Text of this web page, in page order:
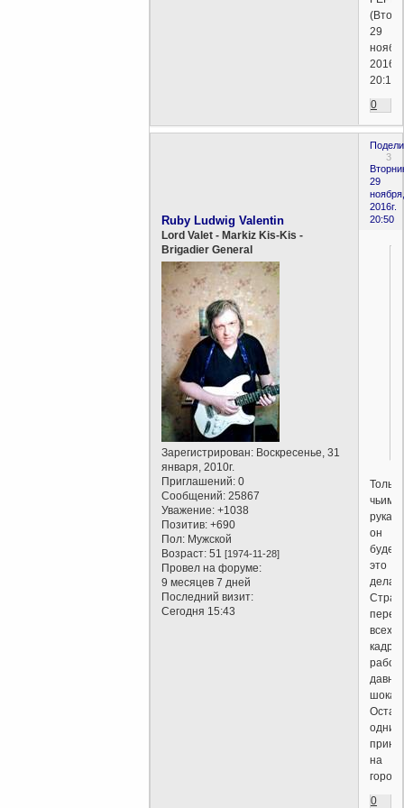
29
2016г.
20:19)
0
3
29
ноября,
2016г.
20:50
Ruby Ludwig Valentin
Lord Valet - Markiz Kis-Kis -
Brigadier General
Зарегистрирован: Воскресенье, 31
января, 2010г.
Приглашений: 0
Сообщений: 25867
Уважение: +1038
Позитив: +690
Пол: Мужской
Возраст: 51[1974-11-28]
Провел на форуме:
9 месяцев 7 дней
Последний визит:
Сегодня 15:43
Только
чьими
он
будет
это
всех
давно
одни
на
0